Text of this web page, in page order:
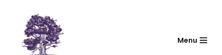
contenu
Menu